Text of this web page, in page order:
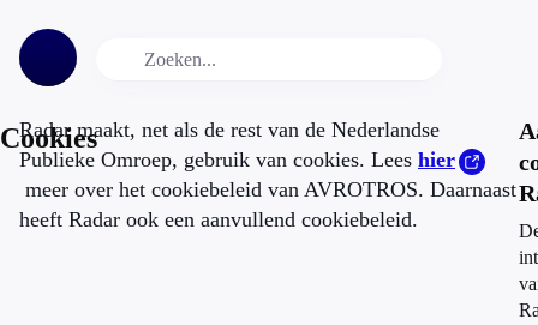
Cookies
Radar maakt, net als de rest van de Nederlandse
Publieke Omroep, gebruik van cookies. Lees hier
meer over het cookiebeleid van AVROTROS. Daarnaast
heeft Radar ook een aanvullend cookiebeleid.